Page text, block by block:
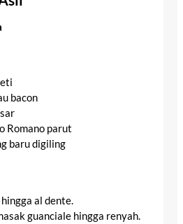
bacon
Romano parut
baru digiling
al dente.
guanciale hingga renyah.